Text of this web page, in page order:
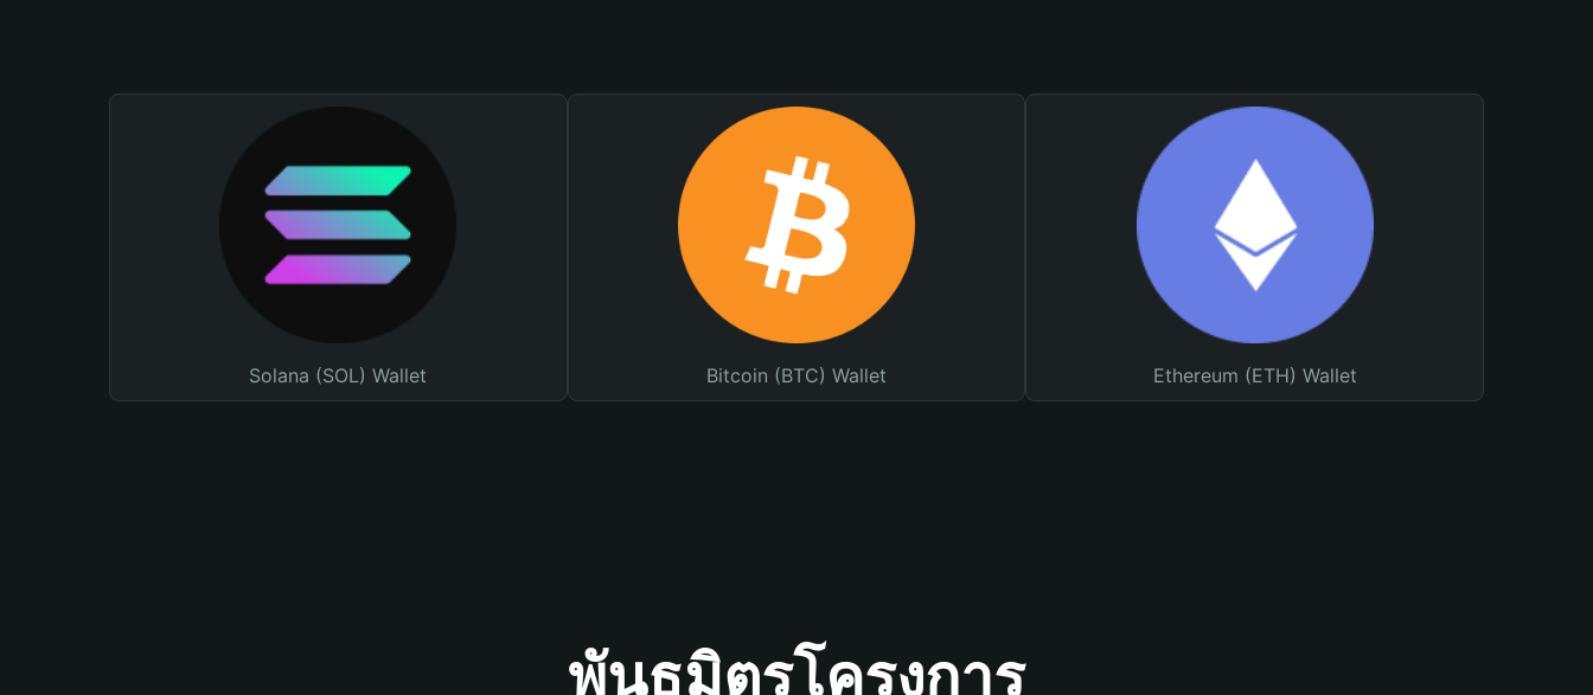
Solana (SOL) Wallet Bitcoin (BTC) Wallet Ethereum (ETH) Wallet
พันธมิตรโครงการ